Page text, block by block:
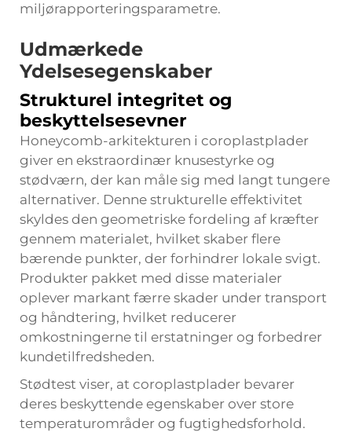
miljørapporteringsparametre.
Udmærkede
Ydelsesegenskaber
Strukturel integritet og
beskyttelsesevner
Honeycomb-arkitekturen i coroplastplader
giver en ekstraordinær knusestyrke og
stødværn, der kan måle sig med langt tungere
alternativer. Denne strukturelle effektivitet
skyldes den geometriske fordeling af kræfter
gennem materialet, hvilket skaber flere
bærende punkter, der forhindrer lokale svigt.
Produkter pakket med disse materialer
oplever markant færre skader under transport
og håndtering, hvilket reducerer
omkostningerne til erstatninger og forbedrer
kundetilfredsheden.
Stødtest viser, at coroplastplader bevarer
deres beskyttende egenskaber over store
temperaturområder og fugtighedsforhold.